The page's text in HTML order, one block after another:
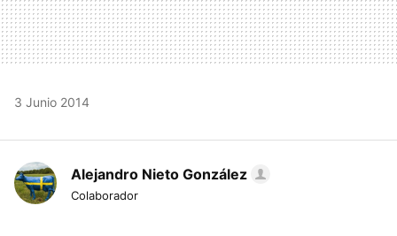
3 Junio 2014
Alejandro Nieto González
Colaborador